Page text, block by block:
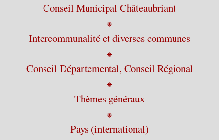
Conseil Municipal Châteaubriant
⁕
Intercommunalité et diverses communes
⁕
Conseil Départemental, Conseil Régional
⁕
Thèmes généraux
⁕
Pays (international)